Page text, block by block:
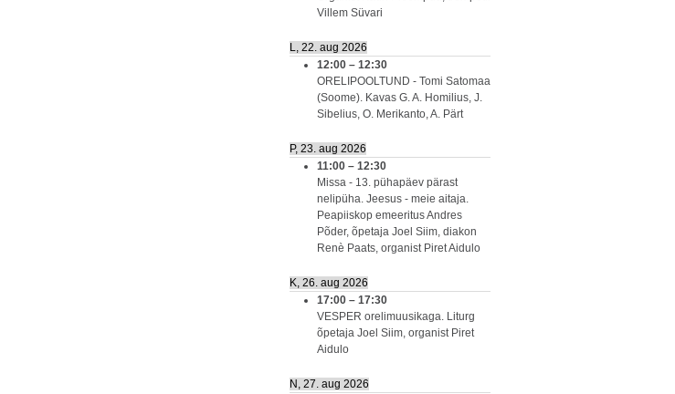
Villem Süvari
L, 22. aug 2026
12:00 – 12:30
ORELIPOOLTUND - Tomi Satomaa
(Soome). Kavas G. A. Homilius, J.
Sibelius, O. Merikanto, A. Pärt
P, 23. aug 2026
11:00 – 12:30
Missa - 13. pühapäev pärast
nelipüha. Jeesus - meie aitaja.
Peapiiskop emeeritus Andres
Põder, õpetaja Joel Siim, diakon
Renè Paats, organist Piret Aidulo
K, 26. aug 2026
17:00 – 17:30
VESPER orelimuusikaga. Liturg
õpetaja Joel Siim, organist Piret
Aidulo
N, 27. aug 2026